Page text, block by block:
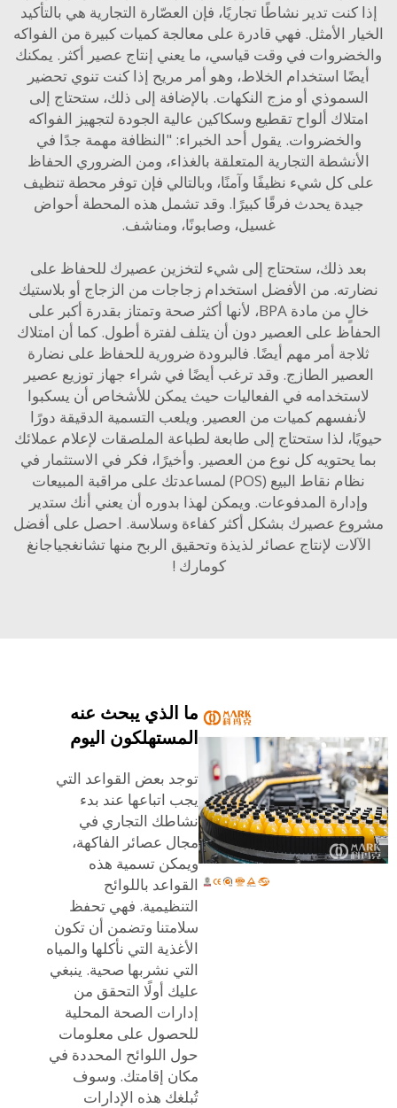
كنت تدير نشاطًا تجاريًا، فإن العصّارة التجارية هي بالتأكيد
الأمثل. فهي قادرة على معالجة كميات كبيرة من الفواكه
في وقت قياسي، ما يعني إنتاج عصير أكثر. يمكنك
استخدام الخلاط، وهو أمر مريح إذا كنت تنوي تحضير
أو مزج النكهات. بالإضافة إلى ذلك، ستحتاج إلى
ألواح تقطيع وسكاكين عالية الجودة لتجهيز الفواكه
يقول أحد الخبراء: "النظافة مهمة جدًا في
التجارية المتعلقة بالغذاء، ومن الضروري الحفاظ
كل شيء نظيفًا وآمنًا، وبالتالي فإن توفر محطة تنظيف
يحدث فرقًا كبيرًا. وقد تشمل هذه المحطة أحواض
غسيل، وصابونًا، ومناشف.
ذلك، ستحتاج إلى شيء لتخزين عصيرك للحفاظ على
من الأفضل استخدام زجاجات من الزجاج أو بلاستيك
خالٍ من مادة BPA، لأنها أكثر صحة وتمتاز بقدرة أكبر على
على العصير دون أن يتلف لفترة أطول. كما أن امتلاك
أمر مهم أيضًا. فالبرودة ضرورية للحفاظ على نضارة
الطازج. وقد ترغب أيضًا في شراء جهاز توزيع عصير
في الفعاليات حيث يمكن للأشخاص أن يسكبوا
كميات من العصير. ويلعب التسمية الدقيقة دورًا
لذا ستحتاج إلى طابعة لطباعة الملصقات لإعلام عملائك
يحتويه كل نوع من العصير. وأخيرًا، فكر في الاستثمار في
نظام نقاط البيع (POS) لمساعدتك على مراقبة المبيعات
المدفوعات. ويمكن لهذا بدوره أن يعني أنك ستدير
عصيرك بشكل أكثر كفاءة وسلاسة. احصل على أفضل
لإنتاج عصائر لذيذة وتحقيق الربح منهاتشانغجياجانغ
كومارك!
ما الذي يبحث عنه
المستهلكون اليوم
توجد بعض القواعد التي
يجب اتباعها عند بدء
نشاطك التجاري في
مجال عصائر الفاكهة،
ويمكن تسمية هذه
القواعد باللوائح
التنظيمية. فهي تحفظ
سلامتنا وتضمن أن تكون
الأغذية التي نأكلها والمياه
التي نشربها صحية. ينبغي
عليك أولًا التحقق من
إدارات الصحة المحلية
للحصول على معلومات
حول اللوائح المحددة في
مكان إقامتك. وسوف
تُبلغك هذه الإدارات